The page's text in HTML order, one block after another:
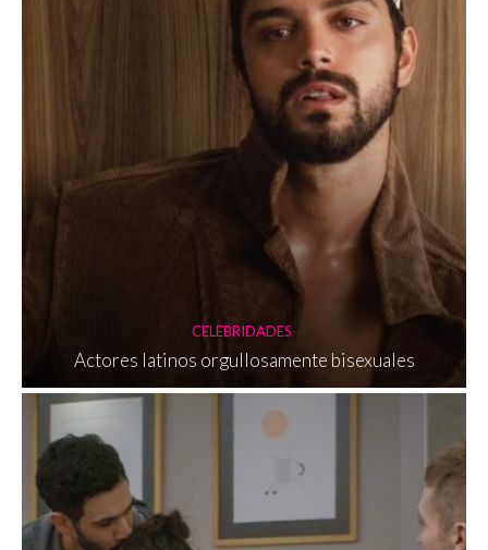
CELEBRIDADES
Actores latinos orgullosamente bisexuales